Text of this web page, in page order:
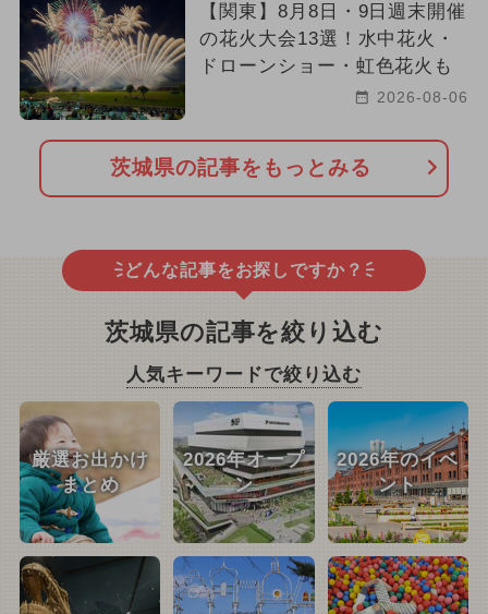
【関東】8月8日・9日週末開催
の花火大会13選！水中花火・
ドローンショー・虹色花火も
2026-08-06
茨城県の記事をもっとみる
どんな記事をお探しですか？
茨城県の記事を絞り込む
人気キーワードで絞り込む
厳選お出かけ
まとめ
2026年オープ
ン
2026年のイベ
ント